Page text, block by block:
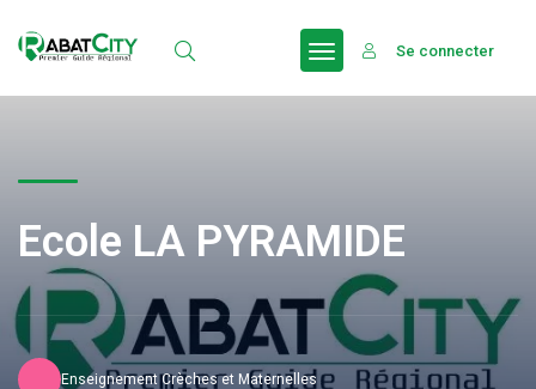
Se connecter
Ecole LA PYRAMIDE
Enseignement Crèches et Maternelles